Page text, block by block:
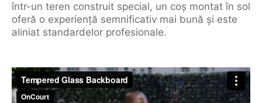
într-un teren construit special, un coș montat în sol
oferă o experiență semnificativ mai bună și este
aliniat standardelor profesionale.